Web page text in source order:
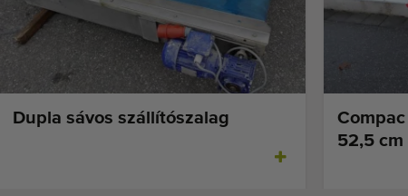
Dupla sávos szállítószalag
52,5 cm